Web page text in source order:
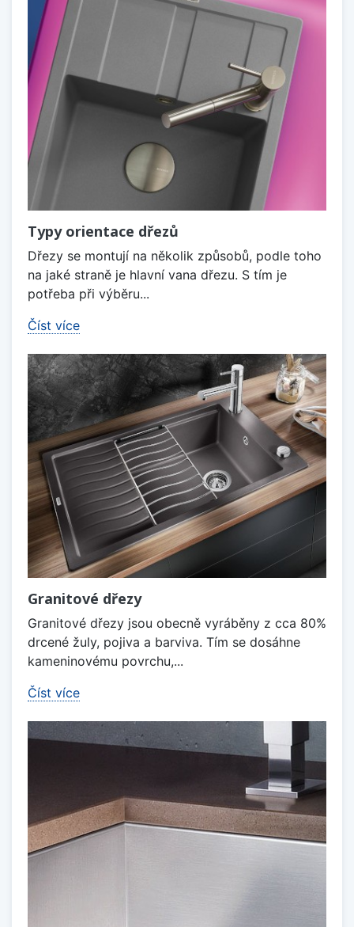
Typy orientace dřezů
Dřezy se montují na několik způsobů, podle toho
na jaké straně je hlavní vana dřezu. S tím je
potřeba při výběru...
Číst více
Granitové dřezy
Granitové dřezy jsou obecně vyráběny z cca 80%
drcené žuly, pojiva a barviva. Tím se dosáhne
kameninovému povrchu,...
Číst více